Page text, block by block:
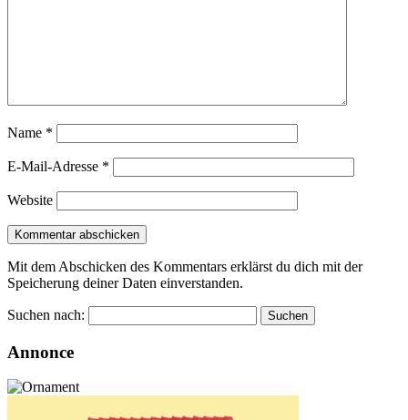
Name *
E-Mail-Adresse *
Website
Mit dem Abschicken des Kommentars erklärst du dich mit der
Speicherung deiner Daten einverstanden.
Suchen nach:
Annonce